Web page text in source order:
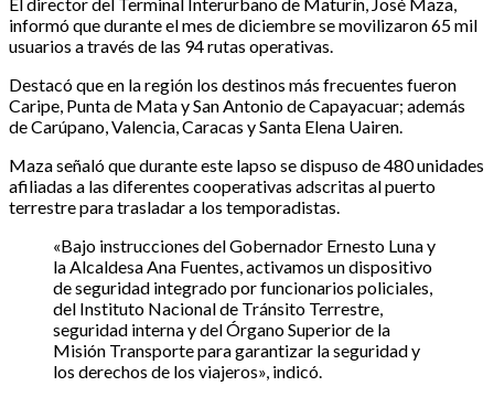
informó que durante el mes de diciembre se movilizaron 65 mil
usuarios a través de las 94 rutas operativas.
Destacó que en la región los destinos más frecuentes fueron
Caripe, Punta de Mata y San Antonio de Capayacuar; además
de Carúpano, Valencia, Caracas y Santa Elena Uairen.
Maza señaló que durante este lapso se dispuso de 480 unidades
afiliadas a las diferentes cooperativas adscritas al puerto
terrestre para trasladar a los temporadistas.
«Bajo instrucciones del Gobernador Ernesto Luna y
la Alcaldesa Ana Fuentes, activamos un dispositivo
de seguridad integrado por funcionarios policiales,
del Instituto Nacional de Tránsito Terrestre,
seguridad interna y del Órgano Superior de la
Misión Transporte para garantizar la seguridad y
los derechos de los viajeros», indicó.